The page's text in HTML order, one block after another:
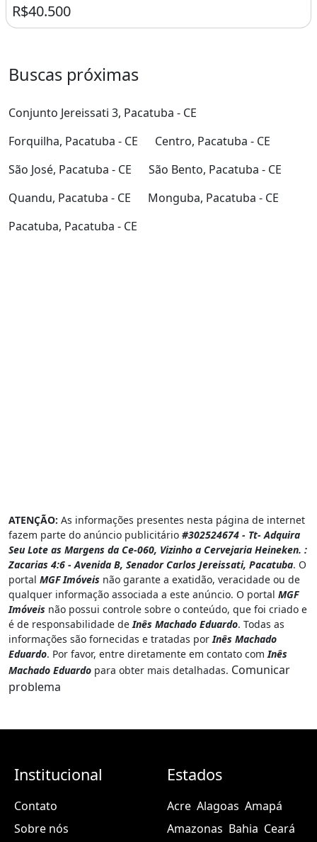
R$40.500
Buscas próximas
Conjunto Jereissati 3, Pacatuba - CE
Forquilha, Pacatuba - CE
Centro, Pacatuba - CE
São José, Pacatuba - CE
São Bento, Pacatuba - CE
Quandu, Pacatuba - CE
Monguba, Pacatuba - CE
Pacatuba, Pacatuba - CE
ATENÇÃO: As informações presentes nesta página de internet
fazem parte do anúncio publicitário #302524674 - Tt- Adquira
Seu Lote as Margens da Ce-060, Vizinho a Cervejaria Heineken. :
Zacarias 4:6 - Avenida B, Senador Carlos Jereissati, Pacatuba. O
portal MGF Imóveis não garante a exatidão, veracidade ou de
qualquer informação associada a este anúncio. O portal MGF
Imóveis não possui controle sobre o conteúdo, que foi criado e
é de responsabilidade de Inês Machado Eduardo. Todas as
informações são fornecidas e tratadas por Inês Machado
Eduardo. Por favor, entre diretamente em contato com Inês
Machado Eduardo para obter mais detalhadas. Comunicar
problema
Institucional
Contato
Sobre nós
Estados
Acre Alagoas Amapá
Amazonas Bahia Ceará